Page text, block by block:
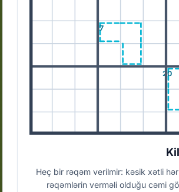
17
20
Heç bir rəqəm verilmir: kəsik xətli
rəqəmlərin verməli olduğu cəmi